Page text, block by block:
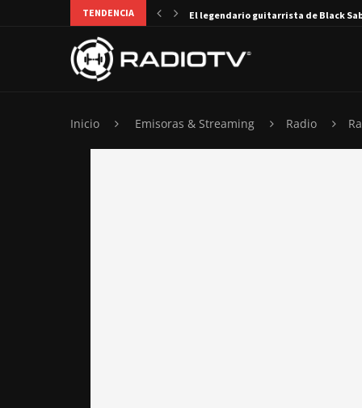
TENDENCIA El legendario guitarrista de Black
Inicio Emisoras & Streaming Radio